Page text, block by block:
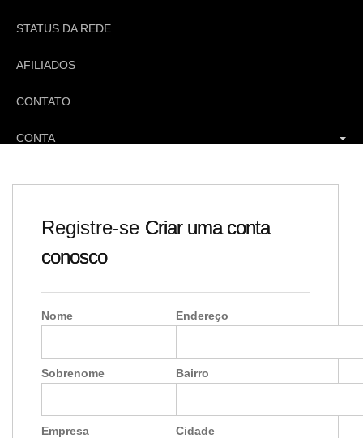
STATUS DA REDE
AFILIADOS
CONTATO
CONTA
Registre-se Criar uma conta
conosco
Nome
Sobrenome
Empresa
Endereço
Bairro
Cidade